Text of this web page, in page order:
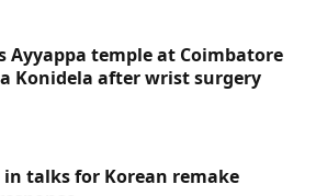
Ayyappa temple at Coimbatore
Konidela after wrist surgery
talks for Korean remake